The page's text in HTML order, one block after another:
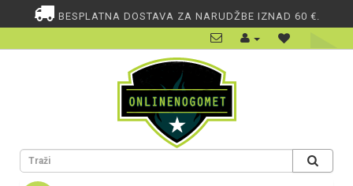
BESPLATNA DOSTAVA ZA NARUDŽBE IZNAD 60 €.